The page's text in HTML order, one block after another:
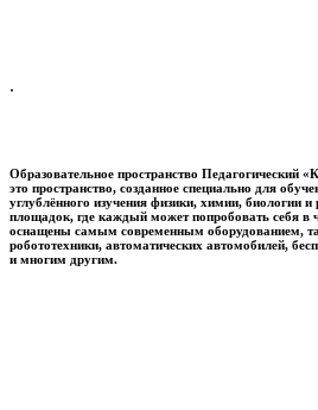
.
Образовательное пространство Педагогический
это пространство, созданное специально для
углублённого изучения физики, химии, биологии и
площадок, где каждый может попробовать себя
оснащены самым современным оборудованием,
робототехники, автоматических автомобилей,
и многим другим.